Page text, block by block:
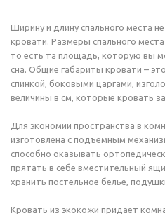
Ширину и длину спального места
кровати. Размеры спального
то есть та площадь, которую вы
сна. Общие габариты кровати –
спинкой, боковыми царгами,
величины в см, которые кровать
Для экономии пространства в
изготовлена с подъемным
способно оказывать
прятать в себе вместительный
хранить постельное белье,
Кровать из экокожи придает